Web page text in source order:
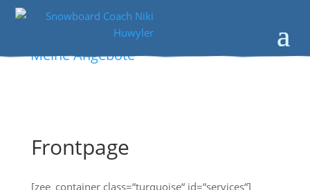
Meine Angebote
Frontpage
[zee_container class=“turquoise“ id=“services“]